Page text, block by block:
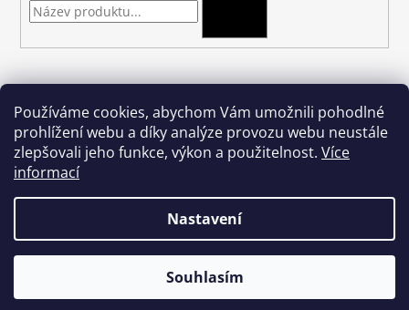
Používáme cookies, abychom Vám umožnili pohodlné
prohlížení webu a díky analýze provozu webu neustále
zlepšovali jeho funkce, výkon a použitelnost. Více
informací
Nastavení
Souhlasím
podkova-shop@seznam.cz
+420 704 397 000
podkova.cz . Všechna práva vyhrazena.